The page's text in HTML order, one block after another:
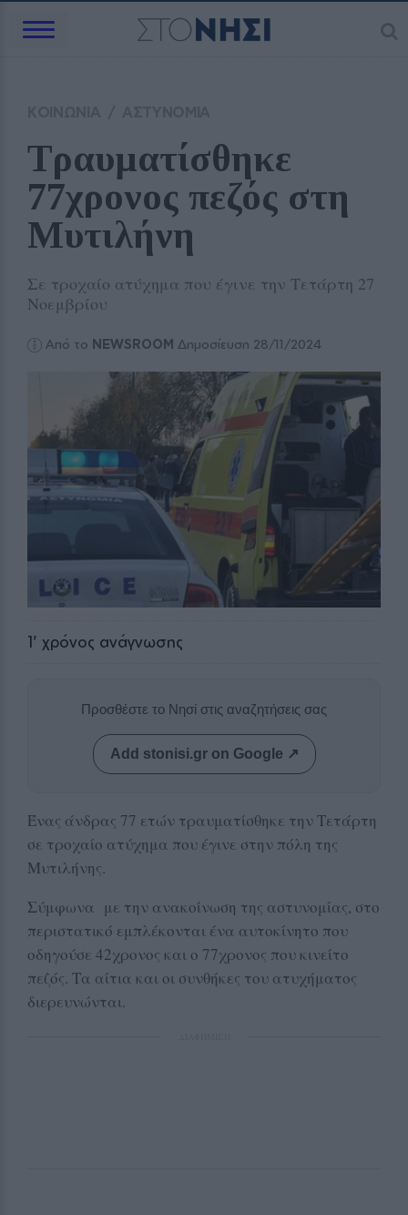
Τραυματίσθηκε
77χρονος πεζός στη
Μυτιλήνη
Σε τροχαίο ατύχημα που έγινε την Τετάρτη 27
Νοεμβρίου
Από το NEWSROOM Δημοσίευση 28/11/2024
1' χρόνος ανάγνωσης
Προσθέστε το Νησί στις αναζητήσεις σας
Add stonisi.gr on Google ↗
Ένας άνδρας 77 ετών τραυματίσθηκε την Τετάρτη
σε τροχαίο ατύχημα που έγινε στην πόλη της
Μυτιλήνης.
Σύμφωνα με την ανακοίνωση της αστυνομίας, στο
περιστατικό εμπλέκονται ένα αυτοκίνητο που
οδηγούσε 42χρονος και ο 77χρονος που κινείτο
πεζός. Τα αίτια και οι συνθήκες του ατυχήματος
διερευνώνται.